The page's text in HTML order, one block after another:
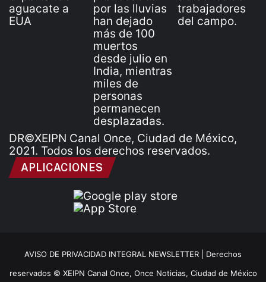
DR©XEIPN Canal Once, Ciudad de México,
2021. Todos los derechos reservados.
APLICACIONES
AVISO DE PRIVACIDAD INTEGRAL NEWSLETTER | Derechos
reservados © XEIPN Canal Once, Once Noticias, Ciudad de México